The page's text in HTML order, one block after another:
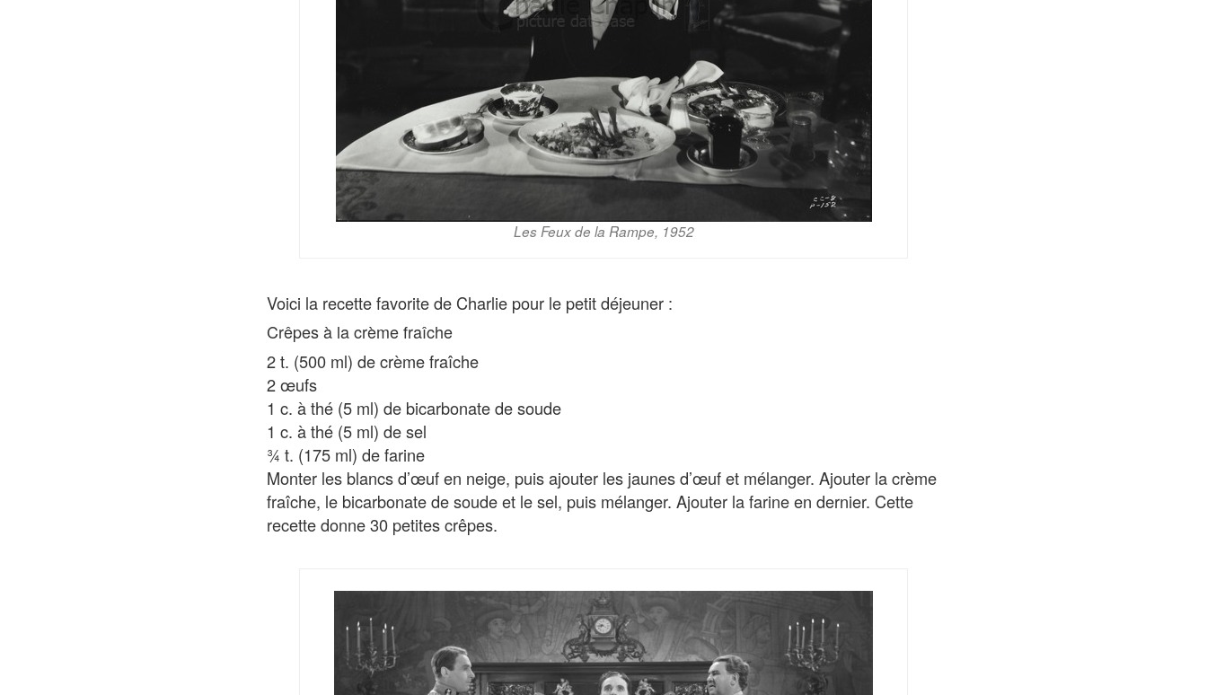
Les Feux de la Rampe, 1952
Voici la recette favorite de Charlie pour le petit déjeuner :
Crêpes à la crème fraîche
2 t. (500 ml) de crème fraîche
2 œufs
1 c. à thé (5 ml) de bicarbonate de soude
1 c. à thé (5 ml) de sel
¾ t. (175 ml) de farine
Monter les blancs d’œuf en neige, puis ajouter les jaunes d’œuf et mélanger. Ajouter la crème
fraîche, le bicarbonate de soude et le sel, puis mélanger. Ajouter la farine en dernier. Cette
recette donne 30 petites crêpes.